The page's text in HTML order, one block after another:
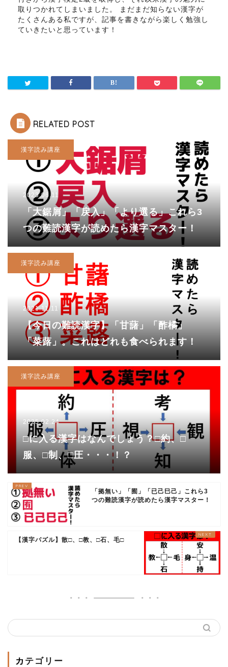
取りつかれてしまいました。 まだまだ知らない漢字が
たくさんある私ですが、記事を書きながら楽しく勉強し
ていきたいと思っています！
RELATED POST
漢字読み講座
2023.06.11
「大鋸屑」「戻入」「より選る」これら3
つの難読漢字が読めたら漢字マスター！
漢字読み講座
2021.11.11
【今日の難読漢字】「甘藷」「酢橘」
「菜蕗」。これはどれも食べられます！
漢字読み講座
2025.02.24
□に入る漢字はなんでしょう？□約、□
服、□制、□圧・・・！？
「拠無い」「囿」「已己巳己」これら3
つの難読漢字が読めたら漢字マスター！
【漢字パズル】散□、□教、□石、毛□
カテゴリー